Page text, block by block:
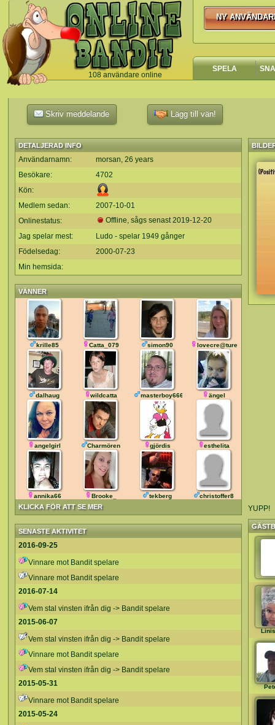
108 användare online
`
NY
NY
SPELA
Skriv meddelande Lägg till vän!
DETALJERAD INFO
Användarnamn:
morsan, 26 years
Besökare:
4702
Kön:
Medlem sedan:
2007-10-01
Onlinestatus:
Offline, sågs senast2019-12-20
Jag spelar mest:
Ludo - spelar 1949 gånger
Födelsedag:
2000-07-23
Min hemsida:
VÄNNER
KLICKA FÖR ATT SE MER
krille85 Catta_079 simon90 lovecre@ture
dalhaug wildcatta masterboy666 ängel
angelgirl Charmören gjördis esthelita
annika66 Brooke_ tekberg christoffer8
SENASTE AKTIVITET
2016-09-25
Vinnare mot Bandit spelare
Vinnare mot Bandit spelare
2016-07-14
Vem stal vinsten ifrån dig -> Bandit spelare
2015-06-07
Vem stal vinsten ifrån dig -> Bandit spelare
Vinnare mot Bandit spelare
Vem stal vinsten ifrån dig -> Bandit spelare
2015-05-31
Vinnare mot Bandit spelare
2015-05-24
YUPP!